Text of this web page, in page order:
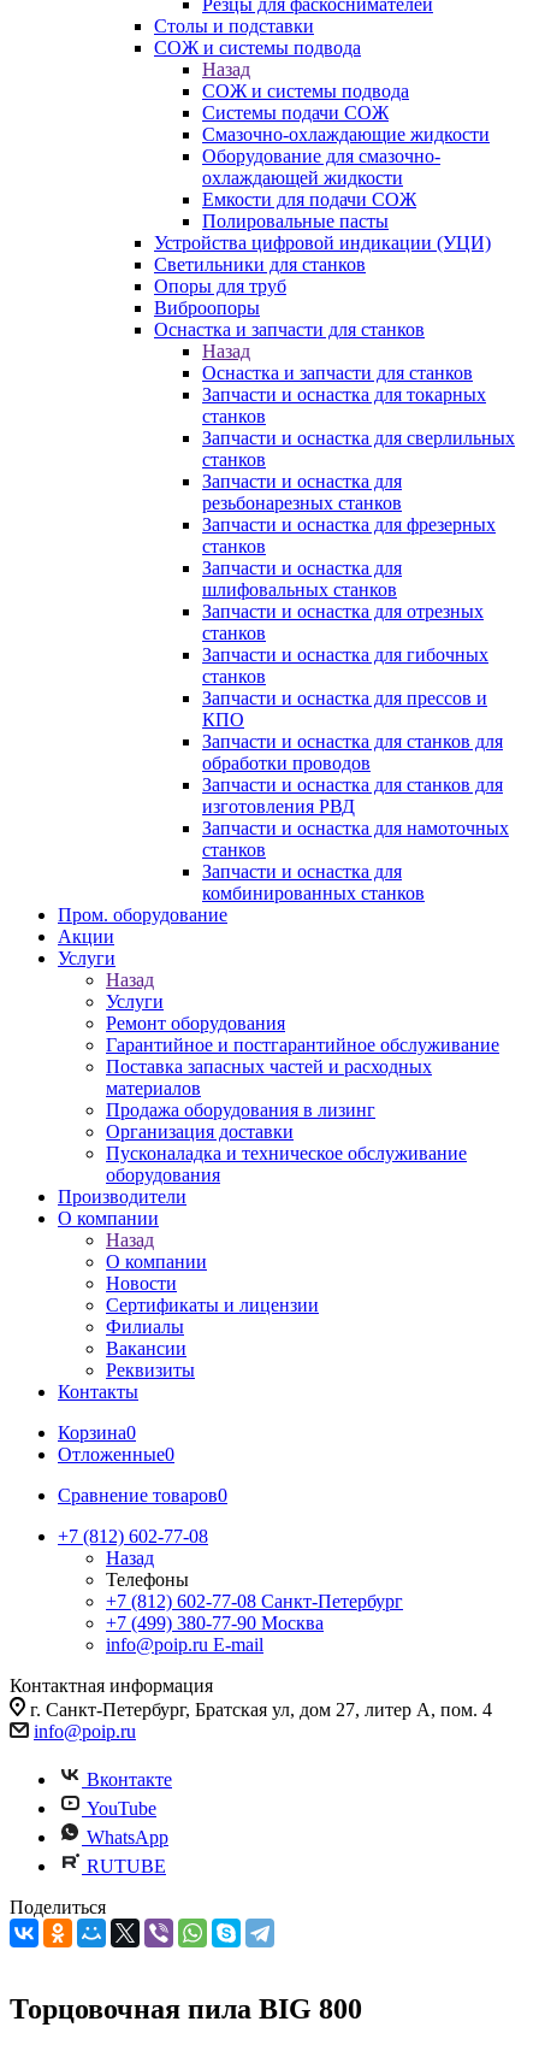
Резцы для фаскоснимателей
Столы и подставки
СОЖ и системы подвода
Назад
СОЖ и системы подвода
Системы подачи СОЖ
Смазочно-охлаждающие жидкости
Оборудование для смазочно-
охлаждающей жидкости
Емкости для подачи СОЖ
Полировальные пасты
Устройства цифровой индикации (УЦИ)
Светильники для станков
Опоры для труб
Виброопоры
Оснастка и запчасти для станков
Назад
Оснастка и запчасти для станков
Запчасти и оснастка для токарных
станков
Запчасти и оснастка для сверлильных
станков
Запчасти и оснастка для
резьбонарезных станков
Запчасти и оснастка для фрезерных
станков
Запчасти и оснастка для
шлифовальных станков
Запчасти и оснастка для отрезных
станков
Запчасти и оснастка для гибочных
станков
Запчасти и оснастка для прессов и
КПО
Запчасти и оснастка для станков для
обработки проводов
Запчасти и оснастка для станков для
изготовления РВД
Запчасти и оснастка для намоточных
станков
Запчасти и оснастка для
комбинированных станков
Пром. оборудование
Акции
Услуги
Назад
Услуги
Ремонт оборудования
Гарантийное и постгарантийное обслуживание
Поставка запасных частей и расходных
материалов
Продажа оборудования в лизинг
Организация доставки
Пусконаладка и техническое обслуживание
оборудования
Производители
О компании
Назад
О компании
Новости
Сертификаты и лицензии
Филиалы
Вакансии
Реквизиты
Контакты
Корзина0
Отложенные0
Сравнение товаров0
+7 (812) 602-77-08
Назад
Телефоны
+7 (812) 602-77-08 Санкт-Петербург
+7 (499) 380-77-90 Москва
info@poip.ru E-mail
Контактная информация
г. Санкт-Петербург, Братская ул, дом 27, литер А, пом. 4
info@poip.ru
Вконтакте
YouTube
WhatsApp
RUTUBE
Поделиться
Торцовочная пила BIG 800